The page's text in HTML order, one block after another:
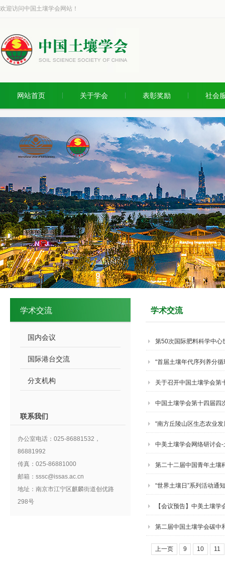
欢迎访问中国土壤学会网站！
网站首页 关于学会 表彰奖励 社会
学术交流
国内会议
国际港台交流
分支机构
联系我们
办公室电话：025-86881532，
86881992
传真：025-86881000
邮箱：sssc@issas.ac.cn
地址：南京市江宁区麒麟街道创优路
298号
学术交流
第50次国际肥料科学中心
“首届土壤年代序列养分
关于召开中国土壤学会第
中国土壤学会第十四届四
“南方丘陵山区生态农业
中美土壤学会网络研讨会
第二十二届中国青年土壤
知）
“世界土壤日”系列活动通知
【会议预告】中美土壤
第二届中国土壤学会碳中
上一页 9 10 11